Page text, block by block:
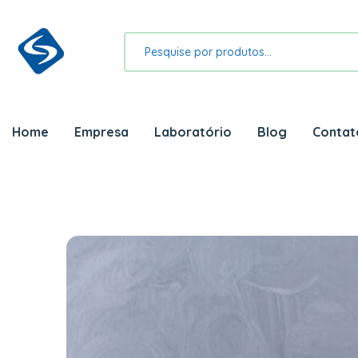
Home Empresa Laboratório Blog